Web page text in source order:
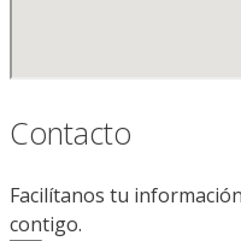
Contacto
Facilítanos tu
contigo.